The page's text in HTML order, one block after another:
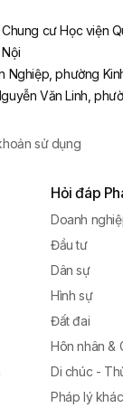
cư Học viện
Nghiệp, phường
Văn Linh,
sử dụng
Hỏi đáp
Doanh
Đầu tư
Dân sự
Hình sự
Đất đai
Hôn nhân &
Di chúc -
Pháp lý khác